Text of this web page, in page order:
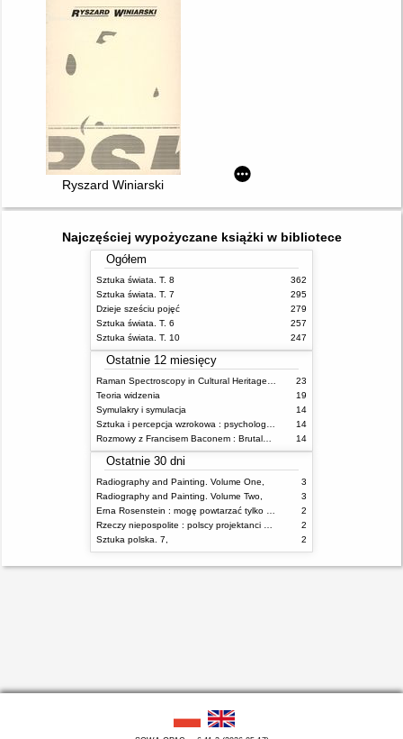
Ryszard Winiarski
Najczęściej wypożyczane książki w bibliotece
Ogółem
Sztuka świata. T. 8
362
Sztuka świata. T. 7
295
Dzieje sześciu pojęć
279
Sztuka świata. T. 6
257
Sztuka świata. T. 10
247
Ostatnie 12 miesięcy
23
Teoria widzenia
19
Symulakry i symulacja
14
14
14
Ostatnie 30 dni
Radiography and Painting. Volume One,
3
Radiography and Painting. Volume Two,
3
2
2
Sztuka polska. 7,
2